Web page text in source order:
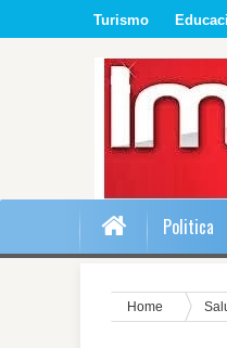
Turismo
Politica
Home